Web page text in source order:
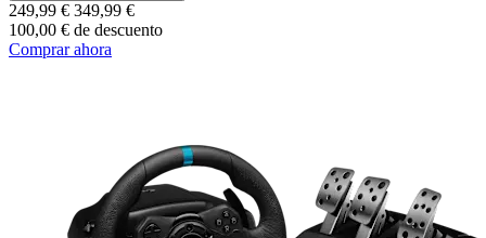
249,99 € 349,99 €
100,00 € de descuento
Comprar ahora